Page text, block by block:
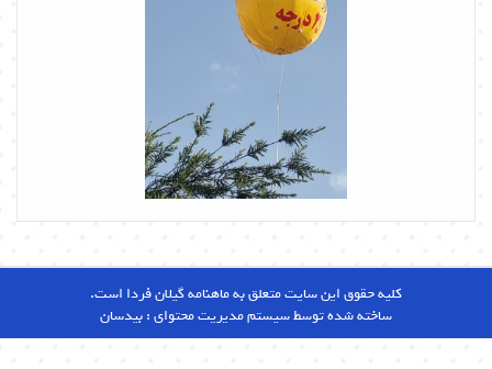
کلیه حقوق این سایت متعلق به ماهنامه گیلان فردا است.
ساخته شده توسط سیستم مدیریت محتوای :بیدسان